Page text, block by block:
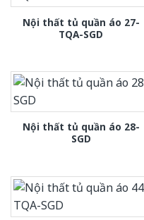
Nội thất tủ quần áo 27-
TQA-SGD
Nội thất tủ quần áo 28-
SGD